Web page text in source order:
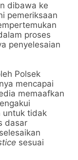
dibawa ke
pemeriksaan
proses
penyelesaian
Polsek
mencapai
memaafkan
untuk tidak
dasar
sesuai